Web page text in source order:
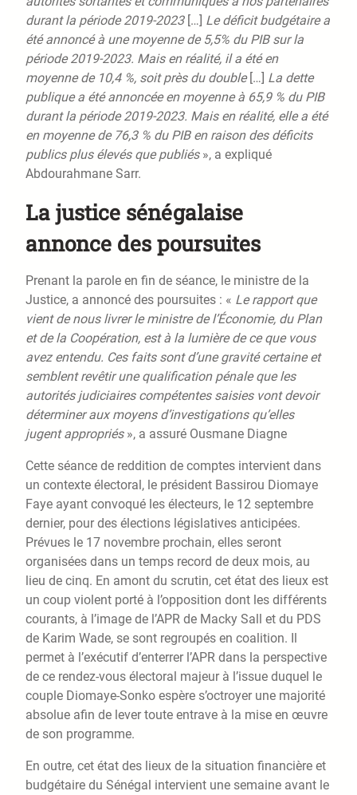
durant la période 2019-2023[…] Le déficit budgétaire a
été annoncé à une moyenne de 5,5% du PIB sur la
période 2019-2023. Mais en réalité, il a été en
moyenne de 10,4 %, soit près du double[…] La dette
publique a été annoncée en moyenne à 65,9 % du PIB
durant la période 2019-2023. Mais en réalité, elle a été
en moyenne de 76,3 % du PIB en raison des déficits
publics plus élevés que publiés», a expliqué
Abdourahmane Sarr.
La justice sénégalaise
annonce des poursuites
Prenant la parole en fin de séance, le ministre de la
Justice, a annoncé des poursuites : « Le rapport que
vient de nous livrer le ministre de l’Économie, du Plan
et de la Coopération, est à la lumière de ce que vous
avez entendu. Ces faits sont d’une gravité certaine et
semblent revêtir une qualification pénale que les
autorités judiciaires compétentes saisies vont devoir
déterminer aux moyens d’investigations qu’elles
jugent appropriés», a assuré Ousmane Diagne
Cette séance de reddition de comptes intervient dans
un contexte électoral, le président Bassirou Diomaye
Faye ayant convoqué les électeurs, le 12 septembre
dernier, pour des élections législatives anticipées.
Prévues le 17 novembre prochain, elles seront
organisées dans un temps record de deux mois, au
lieu de cinq. En amont du scrutin, cet état des lieux est
un coup violent porté à l’opposition dont les différents
courants, à l’image de l’APR de Macky Sall et du PDS
de Karim Wade, se sont regroupés en coalition. Il
permet à l’exécutif d’enterrer l’APR dans la perspective
de ce rendez-vous électoral majeur à l’issue duquel le
couple Diomaye-Sonko espère s’octroyer une majorité
absolue afin de lever toute entrave à la mise en œuvre
de son programme.
En outre, cet état des lieux de la situation financière et
budgétaire du Sénégal intervient une semaine avant le